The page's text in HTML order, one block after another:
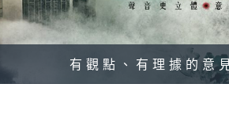
有觀點、有理據的意